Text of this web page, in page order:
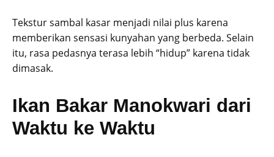
Tekstur sambal kasar menjadi nilai plus karena
memberikan sensasi kunyahan yang berbeda. Selain
itu, rasa pedasnya terasa lebih “hidup” karena tidak
dimasak.
Ikan Bakar Manokwari dari
Waktu ke Waktu